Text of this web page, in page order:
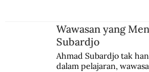
Wawasan yang
Subardjo
Ahmad Subardjo tak
dalam pelajaran,